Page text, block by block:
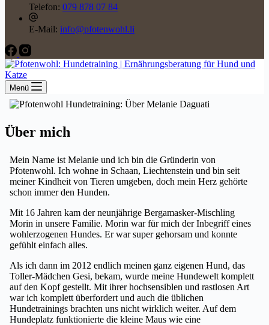
Telefon: 079 878 07 84
E-Mail: info@pfotenwohl.li
Menü
Über mich
Mein Name ist Melanie und ich bin die Gründerin von
Pfotenwohl. Ich wohne in Schaan, Liechtenstein und bin seit
meiner Kindheit von Tieren umgeben, doch mein Herz gehörte
schon immer den Hunden.
Mit 16 Jahren kam der neunjährige Bergamasker-Mischling
Morin in unsere Familie. Morin war für mich der Inbegriff eines
wohlerzogenen Hundes. Er war super gehorsam und konnte
gefühlt einfach alles.
Als ich dann im 2012 endlich meinen ganz eigenen Hund, das
Toller-Mädchen Gesi, bekam, wurde meine Hundewelt komplett
auf den Kopf gestellt. Mit ihrer hochsensiblen und rastlosen Art
war ich komplett überfordert und auch die üblichen
Hundetrainings brachten uns nicht wirklich weiter. Auf dem
Hundeplatz funktionierte die kleine Maus wie eine